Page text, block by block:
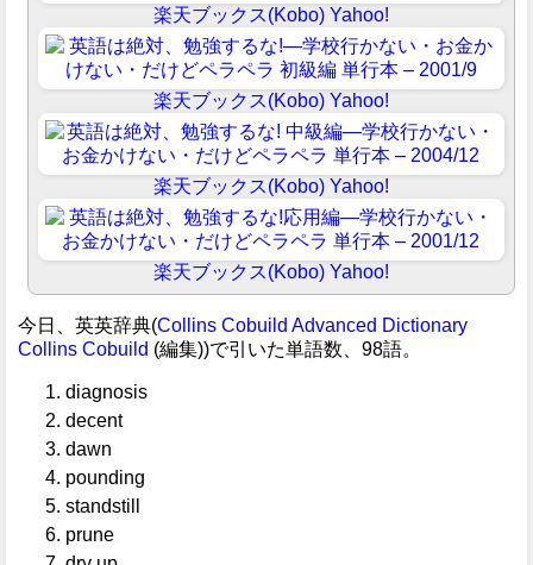
楽天ブックス(Kobo) Yahoo!
楽天ブックス(Kobo) Yahoo!
楽天ブックス(Kobo) Yahoo!
楽天ブックス(Kobo) Yahoo!
今日、英英辞典(Collins Cobuild Advanced Dictionary
Collins Cobuild (編集))で引いた単語数、98語。
diagnosis
decent
dawn
pounding
standstill
prune